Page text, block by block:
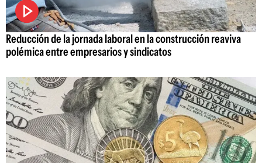
Reducción de la jornada laboral en la construcción reaviva
polémica entre empresarios y sindicatos